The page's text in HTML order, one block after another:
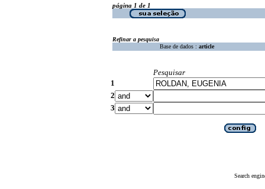
página 1 de 1
Refinar a pesquisa
Base de dados : article
Pesquisar
1
2
3
Search